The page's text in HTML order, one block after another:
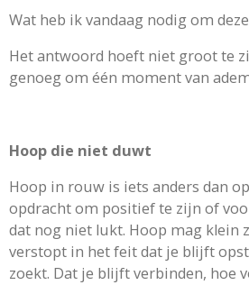
Wat heb ik vandaag nodig om
Het antwoord hoeft niet groot te
genoeg om één moment van
Hoop die niet duwt
Hoop in rouw is iets anders dan
opdracht om positief te zijn of
dat nog niet lukt. Hoop mag klein
verstopt in het feit dat je blijft
zoekt. Dat je blijft verbinden, hoe